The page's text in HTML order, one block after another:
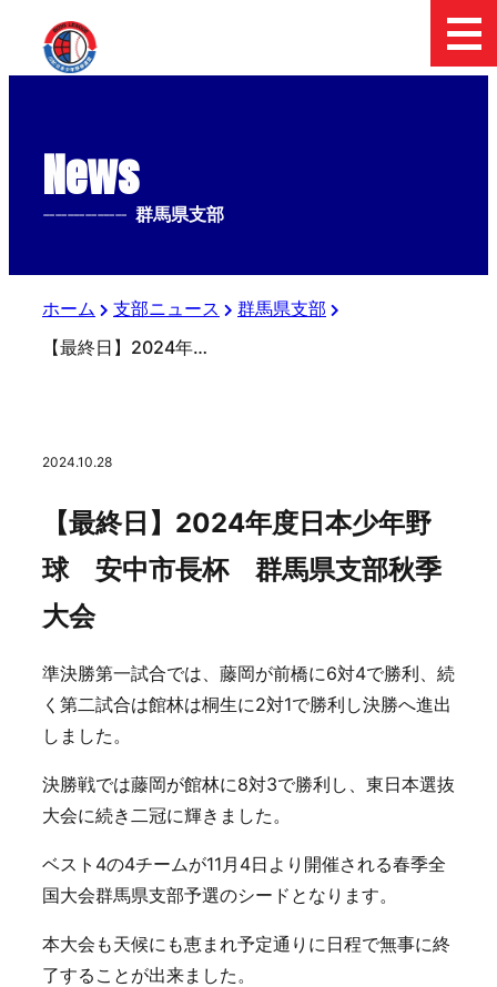
News
-------------- 群馬県支部
ホーム 支部ニュース
群馬県支部
【最終日】2024年度日本少年野球 安中市長杯 群馬県支部秋季大会
2024.10.28
【最終日】2024年度日本少年野
球 安中市長杯 群馬県支部秋季
大会
準決勝第一試合では、藤岡が前橋に6対4で勝利、続
く第二試合は館林は桐生に2対1で勝利し決勝へ進出
しました。
決勝戦では藤岡が館林に8対3で勝利し、東日本選抜
大会に続き二冠に輝きました。
ベスト4の4チームが11月4日より開催される春季全
国大会群馬県支部予選のシードとなります。
本大会も天候にも恵まれ予定通りに日程で無事に終
了することが出来ました。